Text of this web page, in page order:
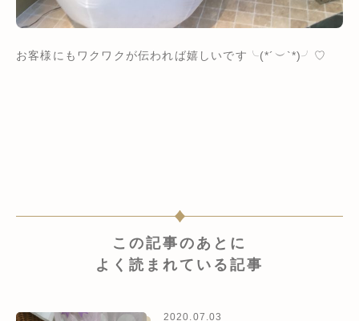
お客様にもワクワクが伝われば嬉しいです╰(*´︶`*)╯♡
この記事のあとに
よく読まれている記事
2020.07.03